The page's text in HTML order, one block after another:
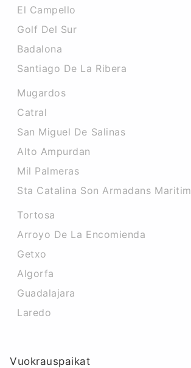
El Campello
Golf Del Sur
Badalona
Santiago De La Ribera
Mugardos
Catral
San Miguel De Salinas
Alto Ampurdan
Mil Palmeras
Sta Catalina Son Armadans Maritim
Tortosa
Arroyo De La Encomienda
Getxo
Algorfa
Guadalajara
Laredo
Vuokrauspaikat